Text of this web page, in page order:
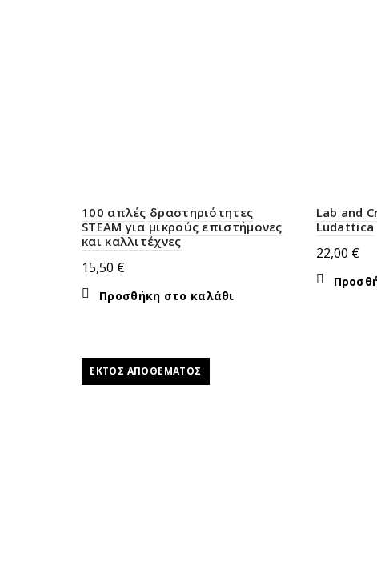
100 απλές δραστηριότητες
STEAM για μικρούς επιστήμονες
και καλλιτέχνες
15,50 €
Προσθήκη στο καλάθι
Lab and
Ludattica
22,00 €
ΕΚΤΌΣ ΑΠΟΘΈΜΑΤΟΣ